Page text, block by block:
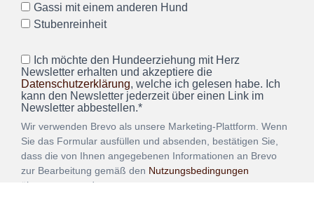
Gassi mit einem anderen Hund
Stubenreinheit
Ich möchte den Hundeerziehung mit Herz
Newsletter erhalten und akzeptiere die
Datenschutzerklärung, welche ich gelesen habe. Ich
kann den Newsletter jederzeit über einen Link im
Newsletter abbestellen.*
Wir verwenden Brevo als unsere Marketing-Plattform. Wenn
Sie das Formular ausfüllen und absenden, bestätigen Sie,
dass die von Ihnen angegebenen Informationen an Brevo
zur Bearbeitung gemäß den Nutzungsbedingungen
übertragen werden.